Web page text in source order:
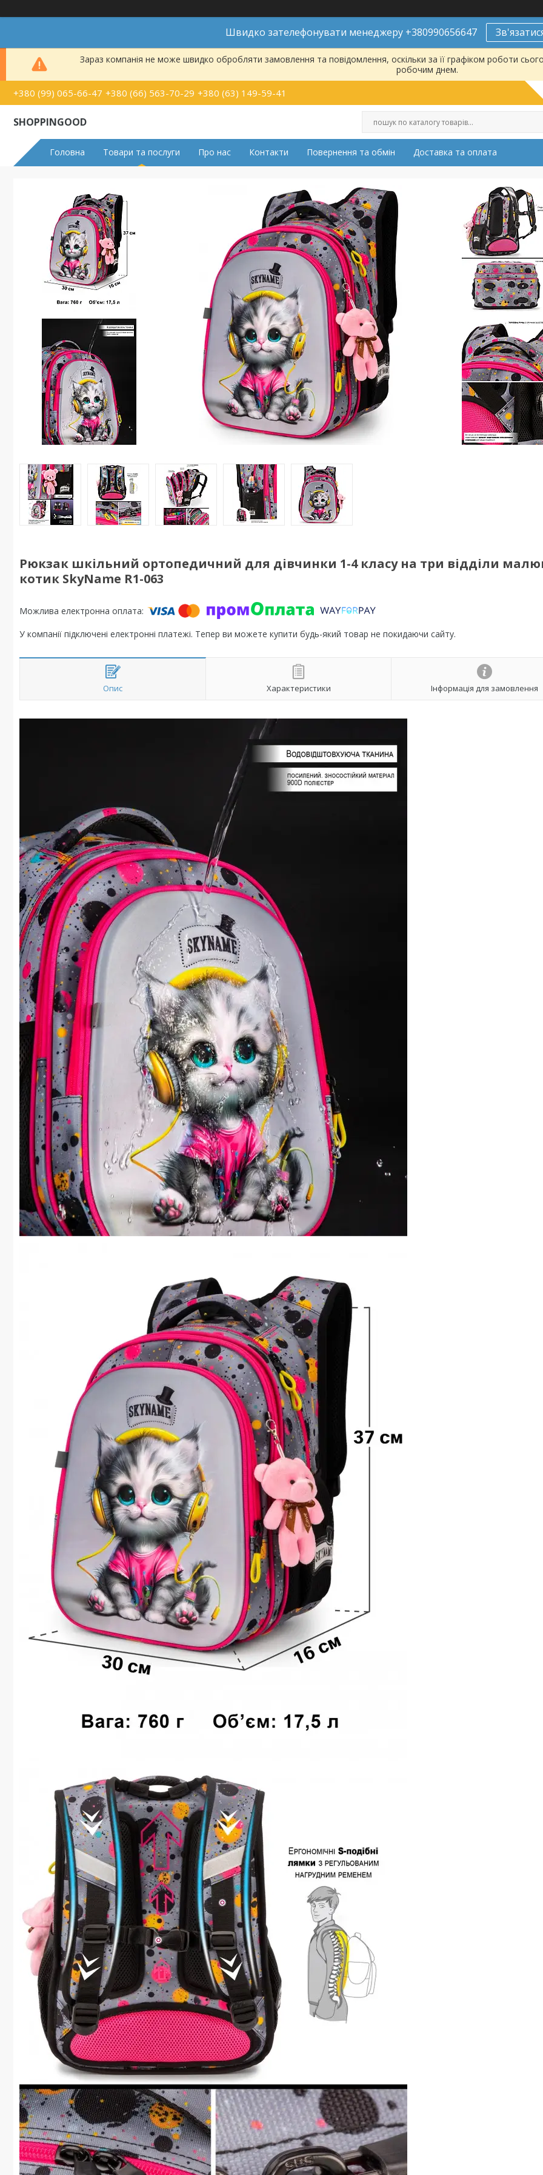
Швидко зателефонувати менеджеру +380990656647
Зараз компанія не може швидко обробляти замовлення та повідомлення, оскільки за її графіком роботи
робочим днем.
+380 (99) 065-66-47 +380 (66) 563-70-29 +380 (63) 149-59-41
SHOPPINGOOD
Головна Товари та послуги Про нас Контакти Повернення та обмін Доставка та оплата
Рюкзак шкільний ортопедичний для дівчинки 1-4 класу на три відділи
котик SkyName R1-063
У компанії підключені електронні платежі. Тепер ви можете купити будь-який товар не покидаючи сайту.
Опис Характеристики Інформація для замовлення